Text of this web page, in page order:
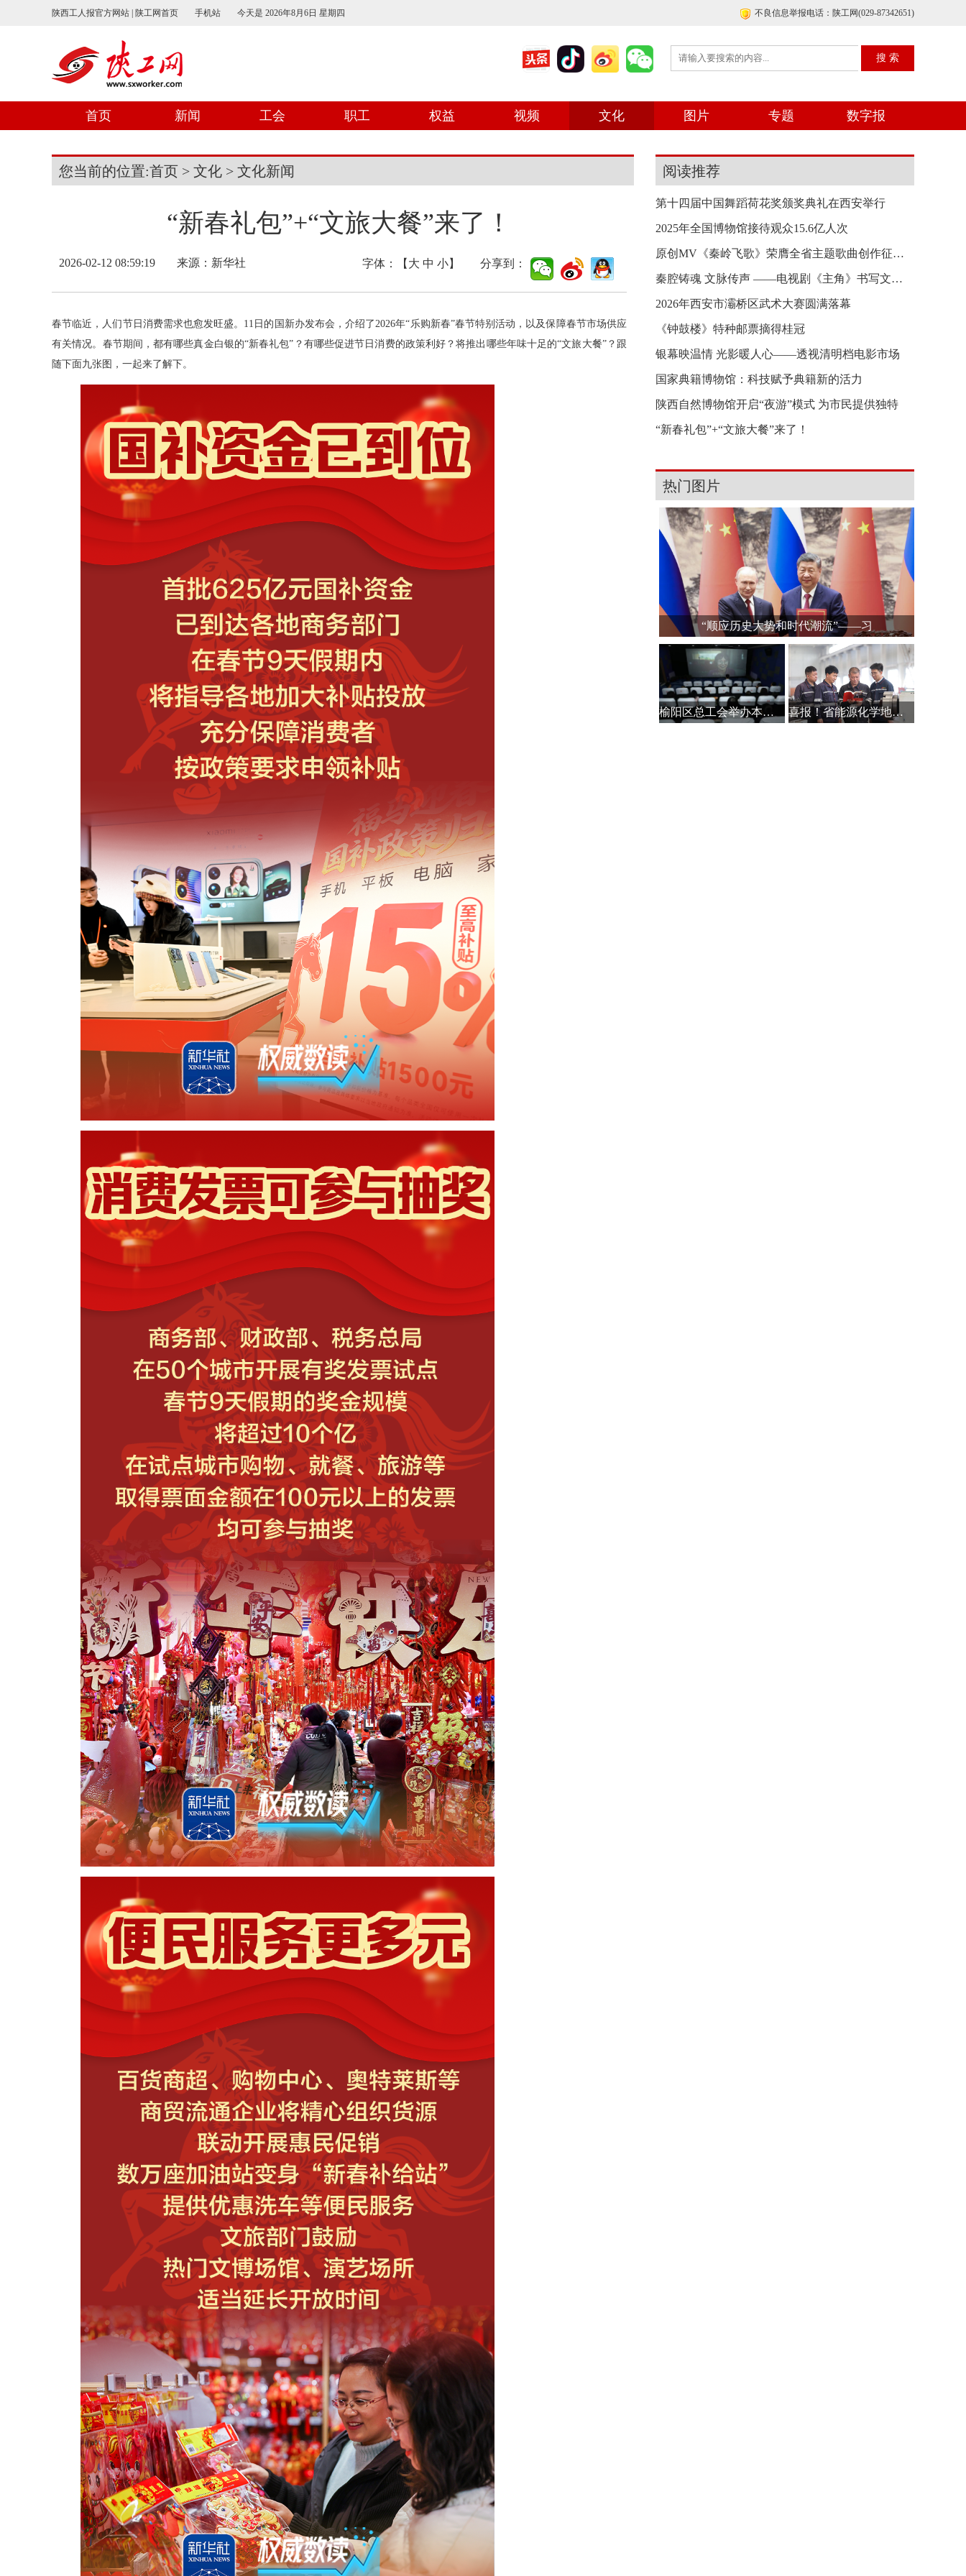
陕西工人报官方网站 | 陕工网首页 手机站 今天是 2026年8月6日 星期四 不良信息举报电话：陕工网(029-87342651)
首页 新闻 工会 职工 权益 视频 文化 图片 专题 数字报
您当前的位置:首页 > 文化 > 文化新闻
“新春礼包”+“文旅大餐”来了！
2026-02-12 08:59:19 来源： 新华社 字体：【 大 中 小】 分享到：
春节临近，人们节日消费需求也愈发旺盛。11日的国新办发布会，介绍了2026年“乐购新春”春节特别活动，以及保障春节市场供应
有关情况。春节期间，都有哪些真金白银的“新春礼包”？有哪些促进节日消费的政策利好？将推出哪些年味十足的“文旅大餐”？跟
随下面九张图，一起来了解下。
阅读推荐
第十四届中国舞蹈荷花奖颁奖典礼在西安举行
2025年全国博物馆接待观众15.6亿人次
原创MV《秦岭飞歌》荣膺全省主题歌曲创作征集二等
秦腔铸魂 文脉传声 ——电视剧《主角》书写文化传
2026年西安市灞桥区武术大赛圆满落幕
《钟鼓楼》特种邮票摘得桂冠
银幕映温情 光影暖人心——透视清明档电影市场
国家典籍博物馆：科技赋予典籍新的活力
陕西自然博物馆开启“夜游”模式 为市民提供独特
“新春礼包”+“文旅大餐”来了！
热门图片
“顺应历史大势和时代潮流”——习
榆阳区总工会举办本土作家白保林创 喜报！省能源化学地质工会系统主题